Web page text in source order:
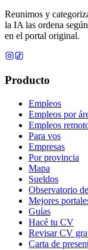
Reunimos y
la IA las ordena
en el portal original.
Producto
Empleos
Empleos por
Empleos
Para vos
Empresas
Por provincia
Mapa
Sueldos
Observatorio
Mejores
Guías
Hacé tu CV
Revisar CV
Carta de